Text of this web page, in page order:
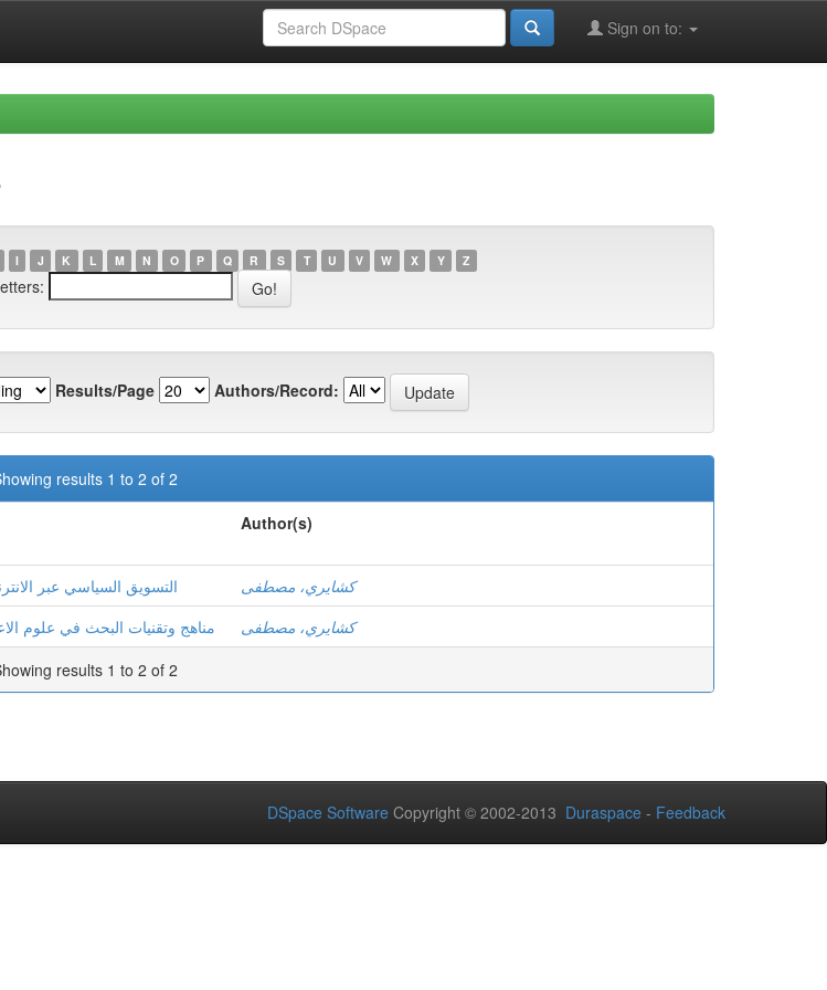
Sign on to:
I J K L M N O P Q R S T U V W X Y Z
Results/Page Authors/Record:
results 1 to 2 of 2
Author(s)
التسويق السياسي عبر
كشايري، مصطفى
مناهج وتقنيات البحث في علوم
كشايري، مصطفى
results 1 to 2 of 2
DSpace Software Copyright © 2002-2013 Duraspace - Feedback